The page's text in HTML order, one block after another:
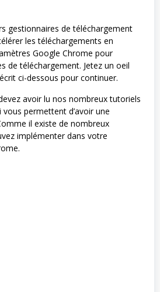
gestionnaires de téléchargement
les téléchargements en
Google Chrome pour
de téléchargement. Jetez un oeil
ci-dessous pour continuer.
avoir lu nos nombreux tutoriels
vous permettent d’avoir une
il existe de nombreux
implémenter dans votre